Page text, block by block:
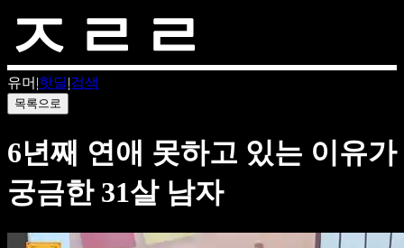
유머 |핫딜|검색
목록으로
6년째 연애 못하고 있는 이유가
궁금한 31살 남자